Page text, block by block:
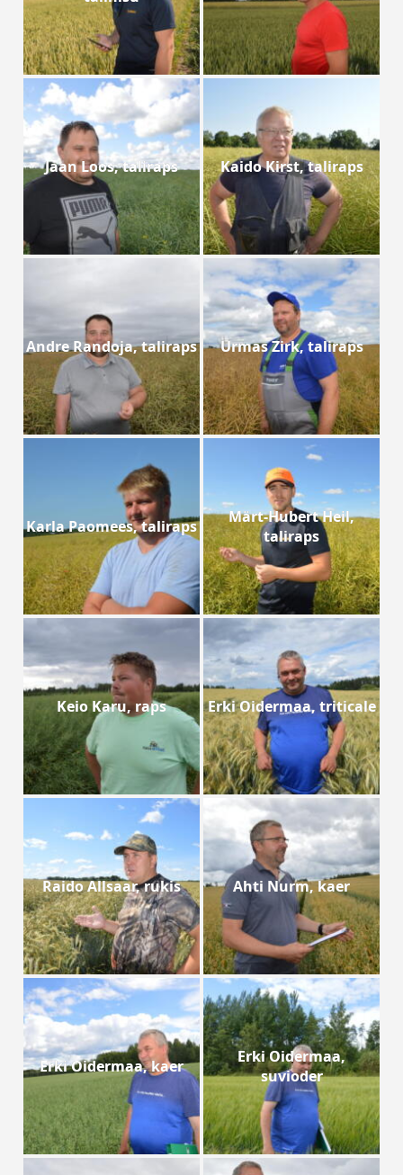
Jaan Loos, taliraps Kaido Kirst, taliraps
Andre Randoja, taliraps Urmas Zirk, taliraps
Karla Paomees, taliraps
Märt-Hubert Heil,
taliraps
Keio Karu, raps Erki Oidermaa, triticale
Raido Allsaar, rukis Ahti Nurm, kaer
Erki Oidermaa, kaer
Erki Oidermaa,
suvioder